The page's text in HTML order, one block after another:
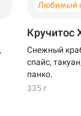
Любимый
Кручитос
Снежный
спайс,
панко.
335 г